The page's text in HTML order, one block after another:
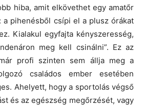
hiba, amit elkövethet egy amatőr
a pihenésből csípi el a plusz órákat
Kialakul egyfajta kényszeresség,
meg kell csinálni”. Ez az
profi szinten sem állja meg a
családos ember esetében
Ahelyett, hogy a sportolás végső
és az egészség megőrzését, vagy